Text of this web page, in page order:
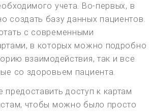
учета. Во-первых, в
создать базу данных пациентов.
с современными
в которых можно подробно
взаимодействия, так и все
со здоровьем пациента.
доступ к картам
чтобы можно было просто